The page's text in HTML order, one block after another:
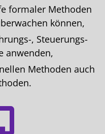
formaler Methoden
können,
, Steuerungs-
anwenden,
Methoden auch